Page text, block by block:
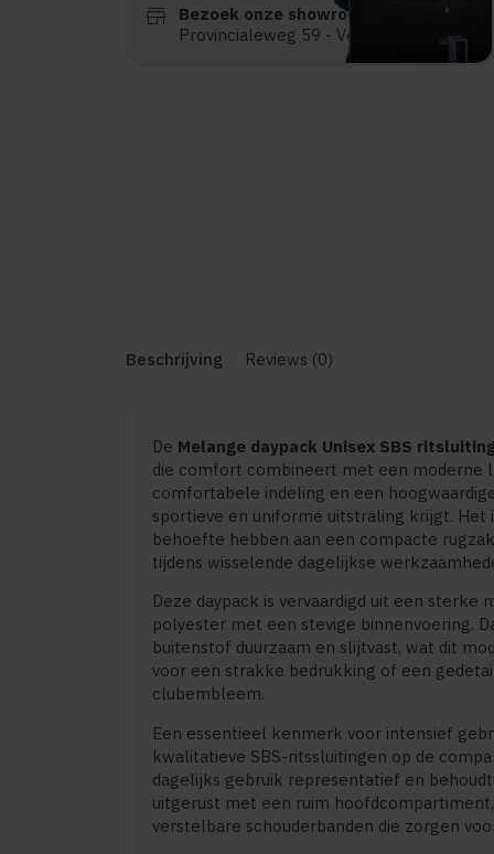
store
Bezoek onze showroom:
Provincialeweg 59 - Velddriel
Beschrijving Reviews (0)
De Melange daypack Unisex SBS
die comfort combineert met een moderne
comfortabele indeling en een
sportieve en uniforme uitstraling krijgt. Het
behoefte hebben aan een compacte
tijdens wisselende dagelijkse
Deze daypack is vervaardigd uit een sterke
polyester met een stevige binnenvoering.
buitenstof duurzaam en slijtvast, wat dit
voor een strakke bedrukking of een
clubembleem.
Een essentieel kenmerk voor intensief
kwalitatieve SBS-ritssluitingen op de
dagelijks gebruik representatief en
uitgerust met een ruim
verstelbare schouderbanden die zorgen